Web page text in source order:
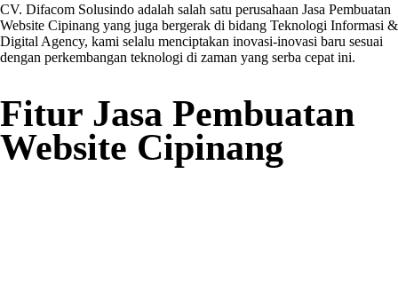
CV. Difacom Solusindo adalah salah satu perusahaan Jasa Pembuatan
Website Cipinang yang juga bergerak di bidang Teknologi Informasi &
Digital Agency, kami selalu menciptakan inovasi-inovasi baru sesuai
dengan perkembangan teknologi di zaman yang serba cepat ini.
Fitur Jasa Pembuatan
Website Cipinang